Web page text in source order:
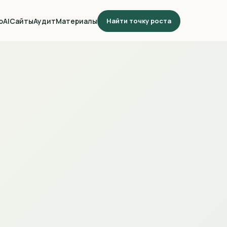
AIСайтыАудитМатериалы Найти точку роста